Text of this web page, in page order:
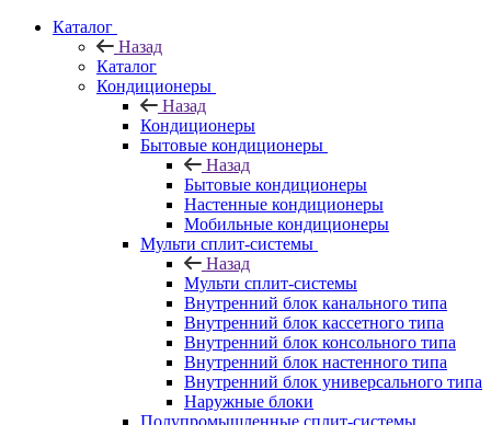
Каталог
Назад
Каталог
Кондиционеры
Назад
Кондиционеры
Бытовые кондиционеры
Назад
Бытовые кондиционеры
Настенные кондиционеры
Мобильные кондиционеры
Мульти сплит-системы
Назад
Мульти сплит-системы
Внутренний блок канального типа
Внутренний блок кассетного типа
Внутренний блок консольного типа
Внутренний блок настенного типа
Внутренний блок универсального типа
Наружные блоки
Полупромышленные сплит-системы